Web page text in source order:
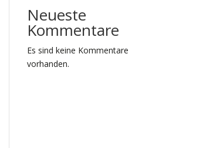
Neueste
Kommentare
Es sind keine Kommentare
vorhanden.